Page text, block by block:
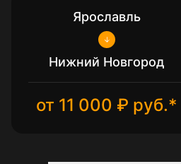
Ярославль
Нижний Новгород
от 11 000 ₽ руб.*